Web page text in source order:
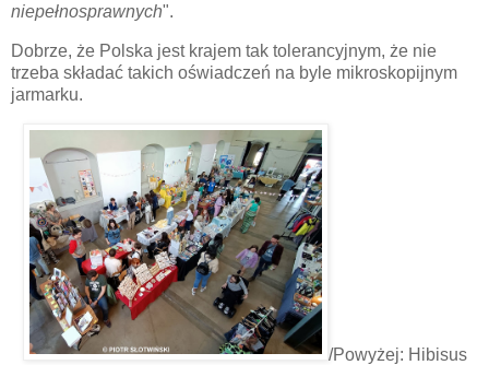
niepełnosprawnych".
Dobrze, że Polska jest krajem tak tolerancyjnym, że nie
trzeba składać takich oświadczeń na byle mikroskopijnym
jarmarku.
/Powyżej: Hibisus